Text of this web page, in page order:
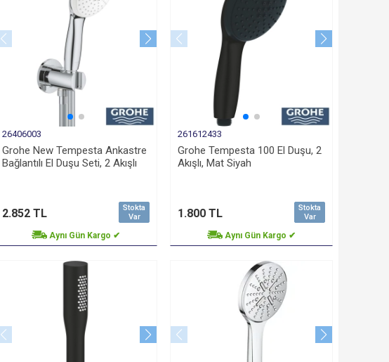
26406003
Grohe New Tempesta Ankastre
Bağlantılı El Duşu Seti, 2 Akışlı
Stokta
Var
2.852 TL
Aynı Gün Kargo ✔
261612433
Grohe Tempesta 100 El Duşu, 2
Akışlı, Mat Siyah
Stokta
Var
1.800 TL
Aynı Gün Kargo ✔